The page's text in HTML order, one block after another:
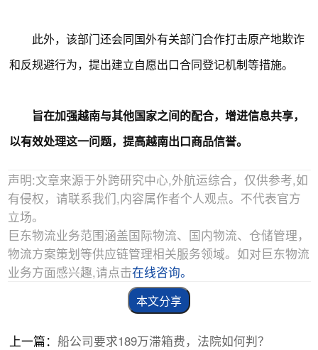
此外，该部门还会同国外有关部门合作打击原产地欺诈
和反规避行为，提出建立自愿出口合同登记机制等措施。
旨在加强越南与其他国家之间的配合，增进信息共享，
以有效处理这一问题，提高越南出口商品信誉。
声明:文章来源于外跨研究中心,外航运综合，仅供参考,如
有侵权，请联系我们,内容属作者个人观点。不代表官方
立场。
巨东物流业务范围涵盖国际物流、国内物流、仓储管理，
物流方案策划等供应链管理相关服务领域。如对巨东物流
业务方面感兴趣,请点击在线咨询。
本文分享
上一篇：船公司要求189万滞箱费，法院如何判？